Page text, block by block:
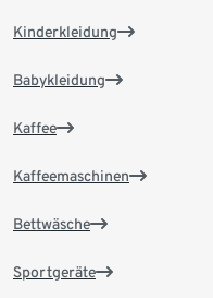
Kinderkleidung
Babykleidung
Kaffee
Kaffeemaschinen
Bettwäsche
Sportgeräte